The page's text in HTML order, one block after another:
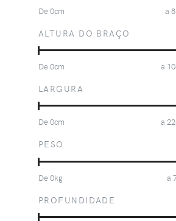
De0cm a
ALTURA DO BRAÇO
De0cm a
LARGURA
De0cm a
PESO
De0kg a
PROFUNDIDADE